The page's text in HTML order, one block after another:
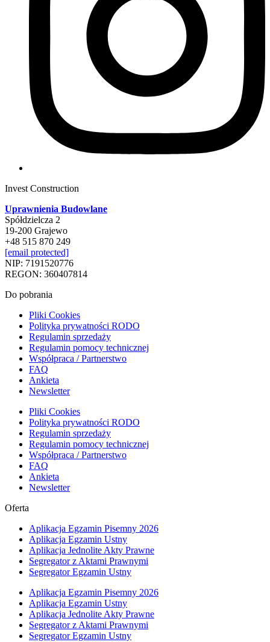
Invest Construction
Uprawnienia Budowlane
Spółdzielcza 2
19-200 Grajewo
+48 515 870 249
[email protected]
NIP: 7191520776
REGON: 360407814
Do pobrania
Pliki Cookies
Polityka prywatności RODO
Regulamin sprzedaży
Regulamin pomocy technicznej
Współpraca / Partnerstwo
FAQ
Ankieta
Newsletter
Pliki Cookies
Polityka prywatności RODO
Regulamin sprzedaży
Regulamin pomocy technicznej
Współpraca / Partnerstwo
FAQ
Ankieta
Newsletter
Oferta
Aplikacja Egzamin Pisemny 2026
Aplikacja Egzamin Ustny
Aplikacja Jednolite Akty Prawne
Segregator z Aktami Prawnymi
Segregator Egzamin Ustny
Aplikacja Egzamin Pisemny 2026
Aplikacja Egzamin Ustny
Aplikacja Jednolite Akty Prawne
Segregator z Aktami Prawnymi
Segregator Egzamin Ustny